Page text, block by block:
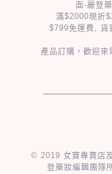
面-麗登
滿$2000現折
$799免運費, 貨
產品訂購，歡迎來
© 2019 女寶專賣店
登藥妝編輯團隊